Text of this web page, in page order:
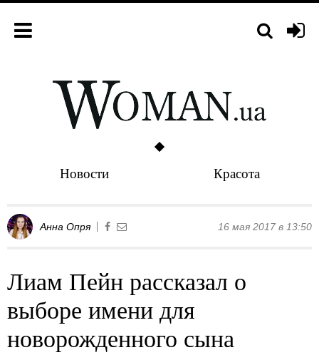
Новости Красота
Анна Опря 16 мая 2017 в 13:50
Лиам Пейн рассказал о
выборе имени для
новорожденного сына